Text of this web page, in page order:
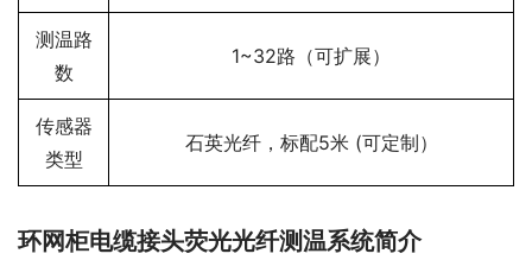
测温路
数
1~32路（可扩展）
传感器
类型
石英光纤，标配5米 (可定制）
环网柜电缆接头荧光光纤测温系统简介